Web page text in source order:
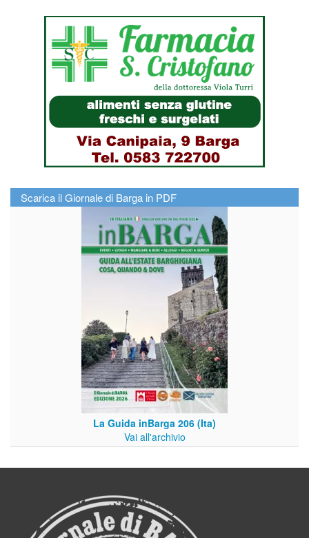
Scarica il Giornale di Barga in PDF
La Guida inBarga 206 (Ita)
Vai all'archivio